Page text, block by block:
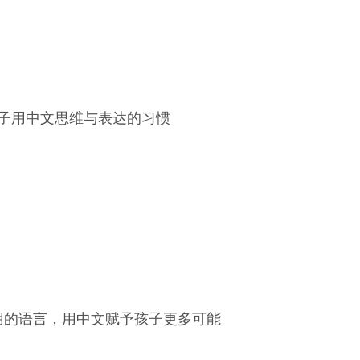
用中文思维与表达的习惯
语言，用中文赋予孩子更多可能